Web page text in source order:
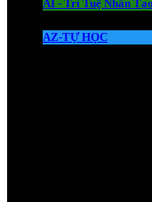
AI - Trí Tuệ Nhân Tạo
AZ-TỰ HỌC